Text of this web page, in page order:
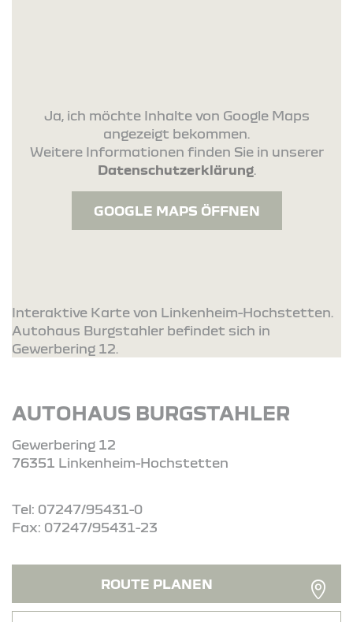
Ja, ich möchte Inhalte von Google Maps
angezeigt bekommen.
Weitere Informationen finden Sie in unserer
Datenschutzerklärung.
GOOGLE MAPS ÖFFNEN
Interaktive Karte von Linkenheim-Hochstetten.
Autohaus Burgstahler befindet sich in
Gewerbering 12.
AUTOHAUS BURGSTAHLER
Gewerbering 12
76351 Linkenheim-Hochstetten
Tel: 07247/95431-0
Fax: 07247/95431-23
ROUTE PLANEN